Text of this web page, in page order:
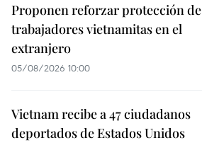
Proponen reforzar protección de
trabajadores vietnamitas en el
extranjero
05/08/2026 10:00
Vietnam recibe a 47 ciudadanos
deportados de Estados Unidos